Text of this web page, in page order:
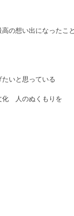
の想い出になったこ
いと思っている
　人のぬくもりを